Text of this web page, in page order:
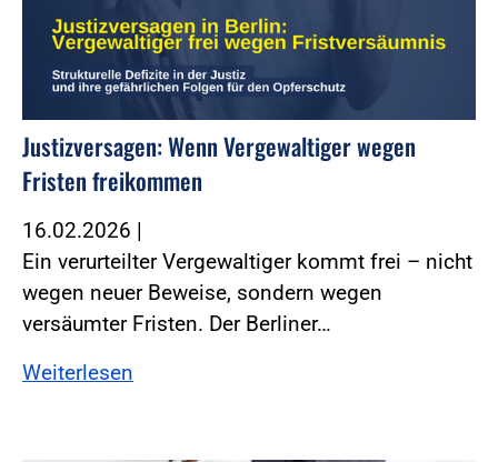
Justizversagen: Wenn Vergewaltiger wegen
Fristen freikommen
16.02.2026 |
Ein verurteilter Vergewaltiger kommt frei – nicht
wegen neuer Beweise, sondern wegen
versäumter Fristen. Der Berliner…
Weiterlesen